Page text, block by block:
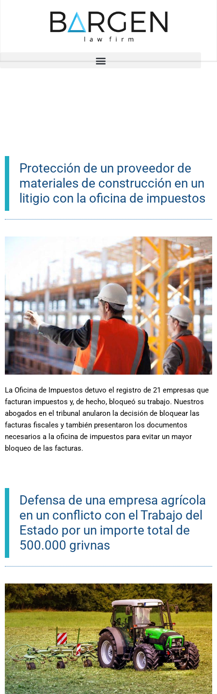
Protección de un proveedor de
materiales de construcción en un
litigio con la oficina de impuestos
La Oficina de Impuestos detuvo el registro de 21 empresas que
facturan impuestos y, de hecho, bloqueó su trabajo. Nuestros
abogados en el tribunal anularon la decisión de bloquear las
facturas fiscales y también presentaron los documentos
necesarios a la oficina de impuestos para evitar un mayor
bloqueo de las facturas.
Defensa de una empresa agrícola
en un conflicto con el Trabajo del
Estado por un importe total de
500.000 grivnas